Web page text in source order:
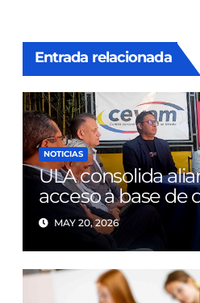
Entrada relacionada
NOTICIAS
ULA consolida
acceso a base de
tras diez años de
MAY 20, 2026